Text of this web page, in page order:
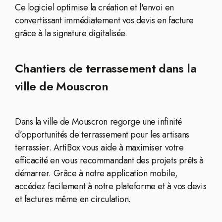
Ce logiciel optimise la création et l'envoi en
convertissant immédiatement vos devis en facture
grâce à la signature digitalisée.
Chantiers de terrassement dans la
ville de Mouscron
Dans la ville de Mouscron regorge une infinité
d’opportunités de terrassement pour les artisans
terrassier. ArtiBox vous aide à maximiser votre
efficacité en vous recommandant des projets prêts à
démarrer. Grâce à notre application mobile,
accédez facilement à notre plateforme et à vos devis
et factures même en circulation.